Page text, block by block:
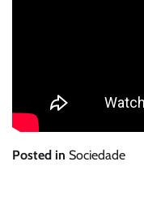
Posted in Sociedade